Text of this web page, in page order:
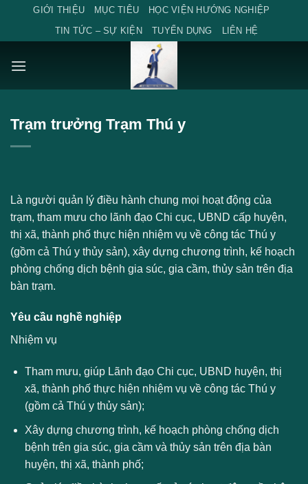
content
GIỚI THIỆU MỤC TIÊU
HỌC VIỆN HƯỚNG NGHIỆP
TIN TỨC – SỰ KIỆN
TUYỂN DỤNG LIÊN HỆ
Trạm trưởng Trạm Thú y
Là người quản lý điều hành chung mọi hoạt động của
trạm, tham mưu cho lãnh đạo Chi cục, UBND cấp huyện,
thị xã, thành phố thực hiện nhiệm vụ về công tác Thú y
(gồm cả Thú y thủy sản), xây dựng chương trình, kế hoạch
phòng chống dịch bệnh gia súc, gia cầm, thủy sản trên địa
bàn trạm.
Yêu cầu nghề nghiệp
Nhiệm vụ
Tham mưu, giúp Lãnh đạo Chi cục, UBND huyện, thị
xã, thành phố thực hiện nhiệm vụ về công tác Thú y
(gồm cả Thú y thủy sản);
Xây dựng chương trình, kế hoạch phòng chống dịch
bệnh trên gia súc, gia cầm và thủy sản trên địa bàn
huyện, thị xã, thành phố;